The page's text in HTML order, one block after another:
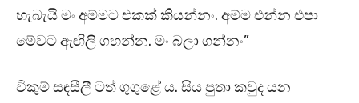
හැබැයි මං අම්මට එකක් කියන්නං. අම්ම එන්න එපා
මේවට ඇඟිලි ගහන්න. මං බලා ගන්නං”
විකුම් සඳසීලී ටත් ගුගුළේ ය. සිය පුතා කවුද යන